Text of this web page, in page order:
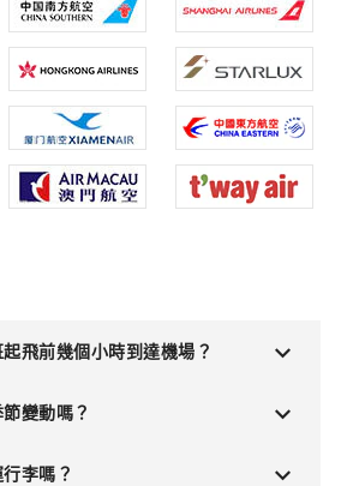
飛前幾個小時到達機場？
變動嗎？
李嗎？